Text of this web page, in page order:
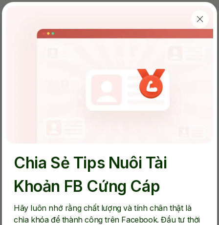
Chia Sẻ Tips Nuôi Tài
Khoản FB Cứng Cáp
Hãy luôn nhớ rằng chất lượng và tính chân thật là
chìa khóa để thành công trên Facebook. Đầu tư thời